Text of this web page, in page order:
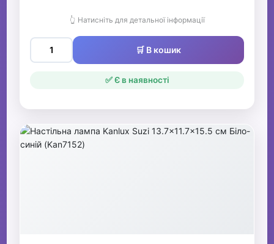
👆 Натисніть для детальної інформації
🛒 В кошик
✅ Є в наявності